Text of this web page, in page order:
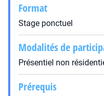
Format
Stage ponctuel
Modalités de
Présentiel non
Prérequis